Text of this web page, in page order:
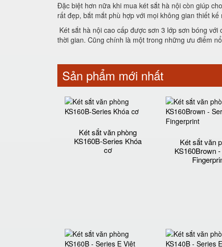
Đặc biệt hơn nữa khi mua két sắt hà nội còn giúp
rất đẹp, bắt mắt phù hợp với mọi không gian thiết
Két sắt hà nội cao cấp được sơn 3 lớp sơn bóng
thời gian. Cũng chính là một trong những ưu điểm
Sản phẩm mới nhất
Két sắt văn phòng
KS160B-Series Khóa
cơ
Két sắt văn
KS160Brown